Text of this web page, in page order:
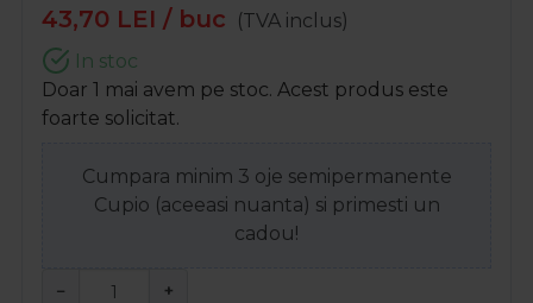
43,70 LEI / buc
(TVA inclus)
In stoc
Doar 1 mai avem pe stoc. Acest produs este
foarte solicitat.
Cumpara minim 3 oje semipermanente
Cupio (aceeasi nuanta) si primesti un
cadou!
− +